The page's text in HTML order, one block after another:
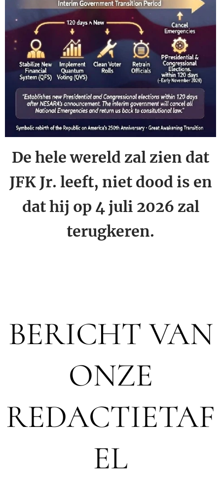
De hele wereld zal zien dat
JFK Jr. leeft, niet dood is en
dat hij op 4 juli 2026 zal
terugkeren.
BERICHT VAN
ONZE
REDACTIETAF
EL